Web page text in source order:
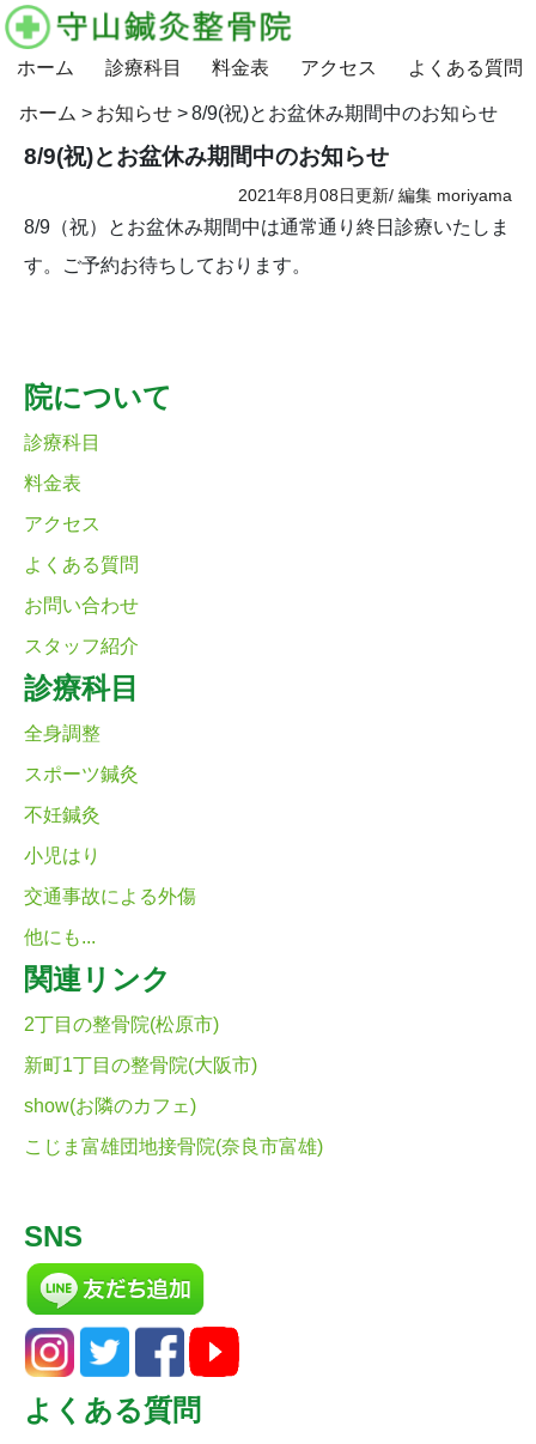
ホーム 診療科目 料金表 アクセス よくある質問
ホーム お知らせ 8/9(祝)とお盆休み期間中のお知らせ
8/9(祝)とお盆休み期間中のお知らせ
2021年8月08日更新/ 編集 moriyama
8/9（祝）とお盆休み期間中は通常通り終日診療いたしま
す。ご予約お待ちしております。
院について
診療科目
料金表
アクセス
よくある質問
お問い合わせ
スタッフ紹介
診療科目
全身調整
スポーツ鍼灸
不妊鍼灸
小児はり
交通事故による外傷
他にも...
関連リンク
2丁目の整骨院(松原市)
新町1丁目の整骨院(大阪市)
show(お隣のカフェ)
こじま富雄団地接骨院(奈良市富雄)
SNS
よくある質問